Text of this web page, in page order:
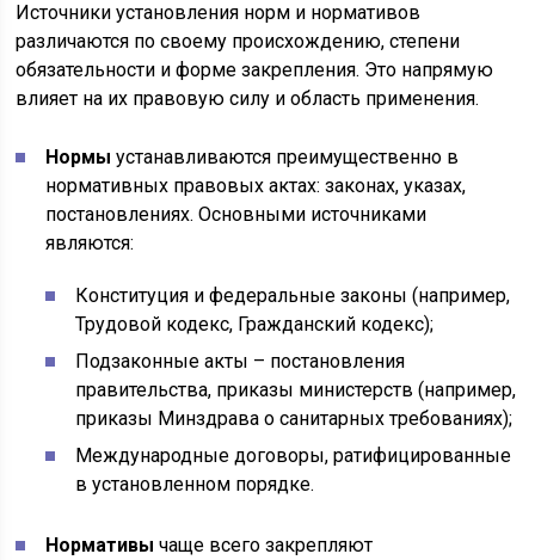
Источники установления норм и нормативов
различаются по своему происхождению, степени
обязательности и форме закрепления. Это напрямую
влияет на их правовую силу и область применения.
Нормы устанавливаются преимущественно в
нормативных правовых актах: законах, указах,
постановлениях. Основными источниками
являются:
Конституция и федеральные законы (например,
Трудовой кодекс, Гражданский кодекс);
Подзаконные акты – постановления
правительства, приказы министерств (например,
приказы Минздрава о санитарных требованиях);
Международные договоры, ратифицированные
в установленном порядке.
Нормативы чаще всего закрепляют